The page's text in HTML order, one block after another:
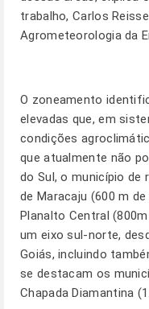
trabalho, Carlos
Agrometeorologia da
O zoneamento
elevadas que, em
condições
que atualmente não
do Sul, o município de
de Maracaju (600 m
Planalto Central
um eixo sul-norte,
Goiás, incluindo
se destacam os
Chapada Diamantina